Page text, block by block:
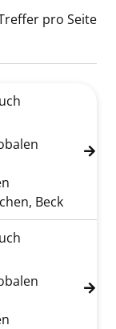
pro Seite
anzeigen
Beck
anzeigen